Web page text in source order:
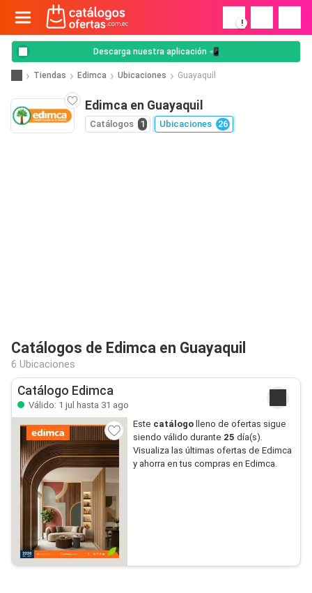
!
Descarga nuestra aplicación 📲
Tiendas Edimca Ubicaciones Guayaquil
Edimca en Guayaquil
Catálogos 1 Ubicaciones 26
Catálogos de Edimca en Guayaquil
6 Ubicaciones
Catálogo Edimca
Válido: 1 jul hasta 31 ago
Este catálogo lleno de ofertas sigue
siendo válido durante 25 día(s).
Visualiza las últimas ofertas de Edimca
y ahorra en tus compras en Edimca.